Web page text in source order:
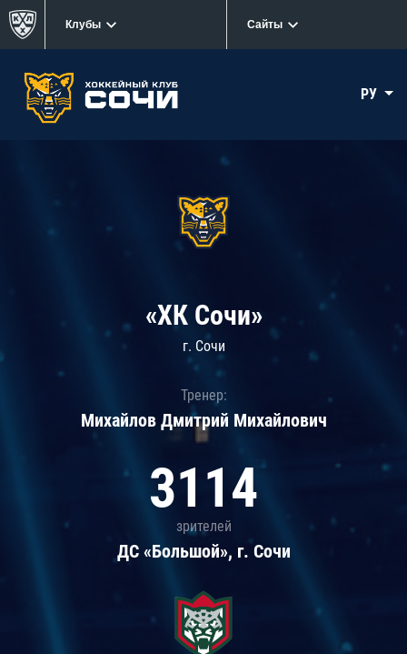
Клубы Сайты
РУ
«ХК Сочи»
г. Сочи
Тренер:
Михайлов Дмитрий Михайлович
3114
зрителей
ДС «Большой», г. Сочи